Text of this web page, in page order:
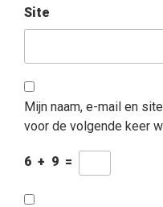
Site
Mijn naam, e-mail en
voor de volgende keer
6 + 9 =